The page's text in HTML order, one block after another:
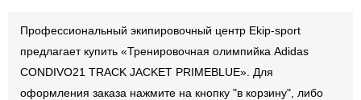
Профессиональный экипировочный центр Ekip-sport
предлагает купить «Тренировочная олимпийка Adidas
CONDIVO21 TRACK JACKET PRIMEBLUE». Для
оформления заказа нажмите на кнопку "в корзину", либо